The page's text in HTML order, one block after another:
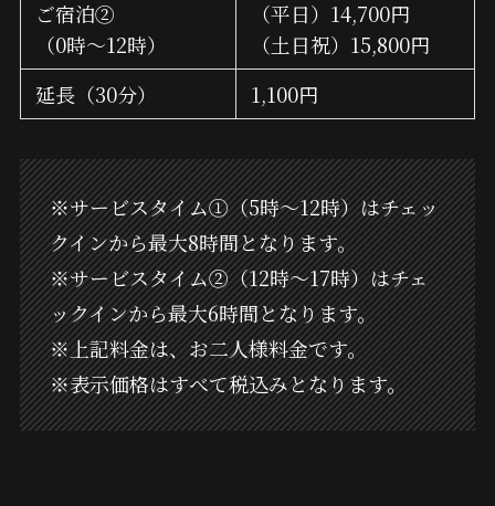
ご宿泊②
（0時～12時）
（平日）14,700円
（土日祝）15,800円
延長（30分）
1,100円
※サービスタイム①（5時～12時）はチェッ
クインから最大8時間となります。
※サービスタイム②（12時～17時）はチェ
ックインから最大6時間となります。
※上記料金は、お二人様料金です。
※表示価格はすべて税込みとなります。